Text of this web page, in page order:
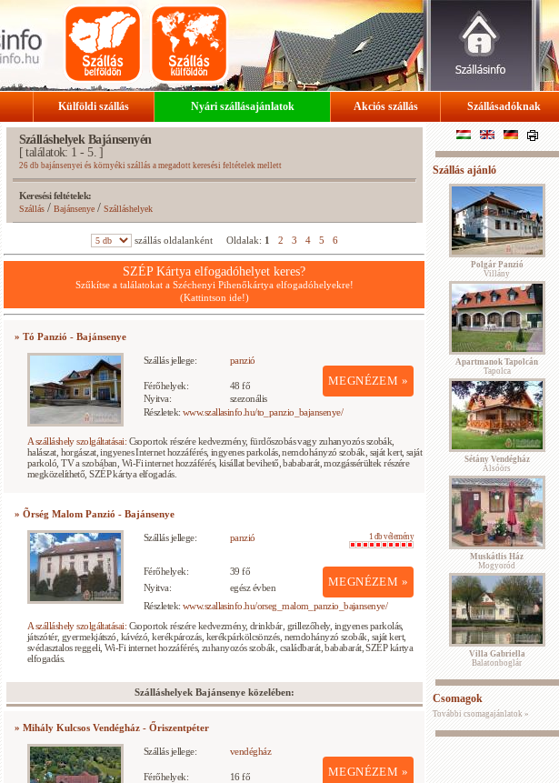
Külföldi szállás Nyári szállásajánlatok Akciós szállás Szállásadóknak
Szálláshelyek Bajánsenyén
[ találatok: 1 - 5. ]
26 db bajánsenyei és környéki szállás a megadott keresési feltételek mellett
Keresési feltételek:
Szállás/ Bajánsenye/Szálláshelyek
szállás oldalanként Oldalak: 1 2 3 4 5 6
SZÉP Kártya elfogadóhelyet keres?
Szűkítse a találatokat a Széchenyi Pihenőkártya elfogadóhelyekre!
(Kattintson ide!)
» Tó Panzió - Bajánsenye
Szállás jellege: panzió
MEGNÉZEM »
Férőhelyek:
48 fő
Nyitva:
szezonális
Részletek: www.szallasinfo.hu/to_panzio_bajansenye/
A szálláshely szolgáltatásai: Csoportok részére kedvezmény, fürdőszobás vagy zuhanyozós szobák,
halászat, horgászat, ingyenes Internet hozzáférés, ingyenes parkolás, nemdohányzó szobák, saját kert, saját
parkoló, TV a szobában, Wi-Fi internet hozzáférés, kisállat bevihető, bababarát, mozgássérültek részére
megközelíthető, SZÉP kártya elfogadás.
» Õrség Malom Panzió - Bajánsenye
Szállás jellege: panzió 1 db vélemény
MEGNÉZEM »
Férőhelyek:
39 fő
Nyitva:
egész évben
Részletek: www.szallasinfo.hu/orseg_malom_panzio_bajansenye/
A szálláshely szolgáltatásai: Csoportok részére kedvezmény, drinkbár, grillezőhely, ingyenes parkolás,
játszótér, gyermekjátszó, kávézó, kerékpározás, kerékpárkölcsönzés, nemdohányzó szobák, saját kert,
svédasztalos reggeli, Wi-Fi internet hozzáférés, zuhanyozós szobák, családbarát, bababarát, SZÉP kártya
elfogadás.
Szálláshelyek Bajánsenye közelében:
» Mihály Kulcsos Vendégház - Őriszentpéter
Szállás jellege: vendégház
MEGNÉZEM »
Férőhelyek:
16 fő
Szállás ajánló
Polgár Panzió
Villány
Apartmanok Tapolcán
Tapolca
Sétány Vendégház
Alsóörs
Muskátlis Ház
Mogyoród
Villa Gabriella
Balatonboglár
Csomagok
További csomagajánlatok »